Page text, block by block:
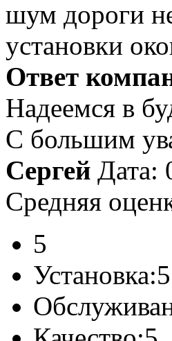
шум дороги
установки
Ответ
Надеемся в
С большим
Сергей Дата:
Средняя
5
Установка:5